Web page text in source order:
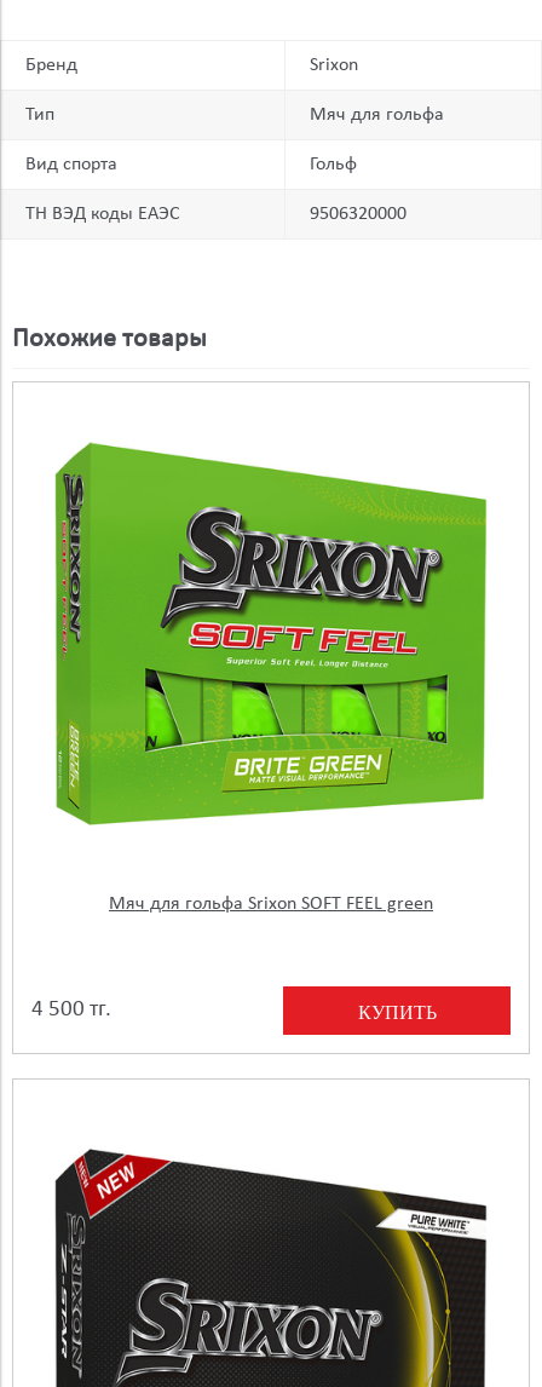
Бренд Srixon
Тип Мяч для гольфа
Вид спорта Гольф
ТН ВЭД коды ЕАЭС 9506320000
Похожие товары
Мяч для гольфа Srixon SOFT FEEL green
4 500 тг. КУПИТЬ